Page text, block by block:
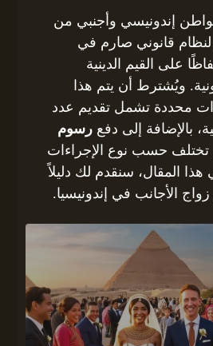
إندونيسي وأجنبي من
لنظام قانوني صارم في
على القيم الدينية
ويُشترط أن يتم هذا
محددة تشمل تقديم عدد
بالإضافة إلى دفعرسوم
تختلف حسب نوع الإجراءات
المقال، سنقدم لك دليلاً
الأجانب في إندونيسيا.